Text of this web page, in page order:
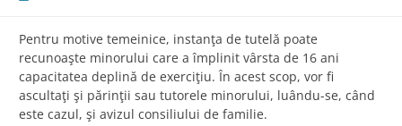
Pentru motive temeinice, instanţa de tutelă poate
recunoaşte minorului care a împlinit vârsta de 16 ani
capacitatea deplină de exerciţiu. În acest scop, vor fi
ascultaţi şi părinţii sau tutorele minorului, luându-se, când
este cazul, şi avizul consiliului de familie.